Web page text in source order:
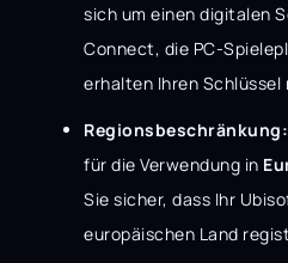
sich um einen digitalen
Connect, die PC-
erhalten Ihren Schlüssel
Regionsbeschränkung:
für die Verwendung in
Sie sicher, dass Ihr
europäischen Land